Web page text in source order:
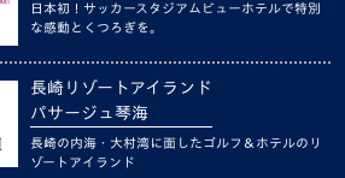
日本初！サッカースタジアムビューホテルで特別
な感動とくつろぎを。
長崎リゾートアイランド
パサージュ琴海
長崎の内海・大村湾に面したゴルフ＆ホテルのリ
ゾートアイランド